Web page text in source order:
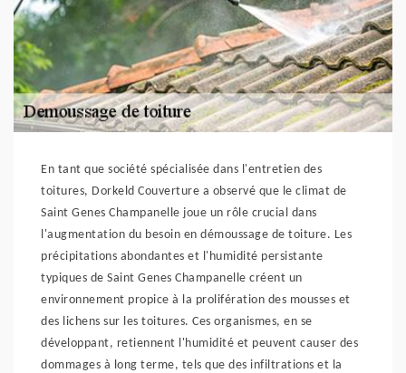
En tant que société spécialisée dans l'entretien des
toitures, Dorkeld Couverture a observé que le climat de
Saint Genes Champanelle joue un rôle crucial dans
l'augmentation du besoin en démoussage de toiture. Les
précipitations abondantes et l'humidité persistante
typiques de Saint Genes Champanelle créent un
environnement propice à la prolifération des mousses et
des lichens sur les toitures. Ces organismes, en se
développant, retiennent l'humidité et peuvent causer des
dommages à long terme, tels que des infiltrations et la